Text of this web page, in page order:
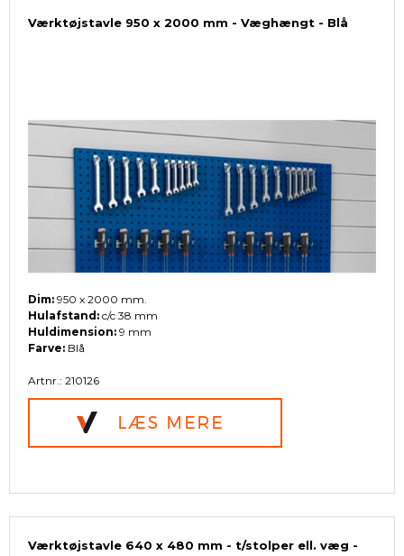
Værktøjstavle 950 x 2000 mm - Væghængt - Blå
Dim: 950 x 2000 mm.
Hulafstand: c/c 38 mm
Huldimension: 9 mm
Farve: Blå
Artnr.: 210126
Værktøjstavle 640 x 480 mm - t/stolper ell. væg -